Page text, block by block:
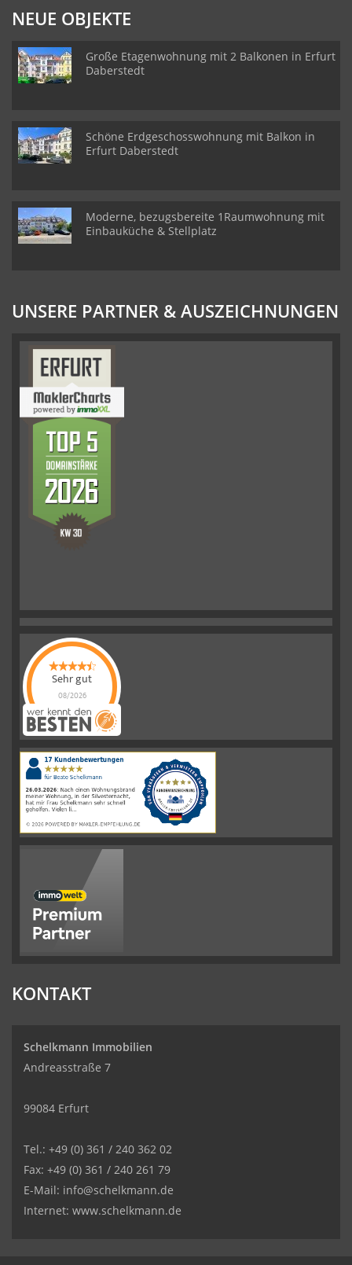
NEUE OBJEKTE
Große Etagenwohnung mit 2 Balkonen in Erfurt
Daberstedt
Schöne Erdgeschosswohnung mit Balkon in
Erfurt Daberstedt
Moderne, bezugsbereite 1Raumwohnung mit
Einbauküche & Stellplatz
UNSERE PARTNER & AUSZEICHNUNGEN
Sehr gut
08/2026
Schelkmann
Immobilienhat
|110Schelkmann
ImmobilienBewertungen
auf
werkenntdenBESTEN.de
KONTAKT
Schelkmann Immobilien
Andreasstraße 7
99084 Erfurt
Tel.: +49 (0) 361 / 240 362 02
Fax: +49 (0) 361 / 240 261 79
E-Mail: info@schelkmann.de
Internet: www.schelkmann.de